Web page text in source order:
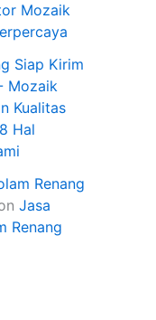
Mozaik
Siap Kirim
Mozaik
Kualitas
Hal
Renang
Jasa
Renang